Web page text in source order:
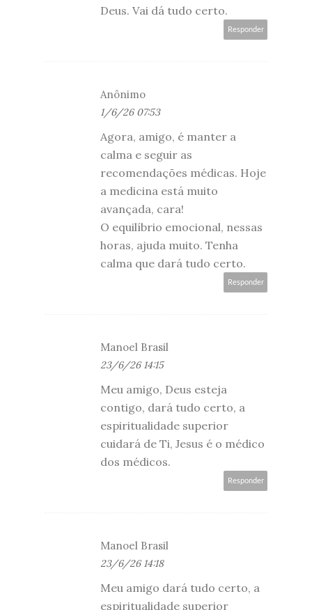
Deus. Vai dá tudo certo.
Responder
Anônimo
1/6/26 07:53
Agora, amigo, é manter a
calma e seguir as
recomendações médicas. Hoje
a medicina está muito
avançada, cara!
O equilíbrio emocional, nessas
horas, ajuda muito. Tenha
calma que dará tudo certo.
Responder
Manoel Brasil
23/6/26 14:15
Meu amigo, Deus esteja
contigo, dará tudo certo, a
espiritualidade superior
cuidará de Ti, Jesus é o médico
dos médicos.
Responder
Manoel Brasil
23/6/26 14:18
Meu amigo dará tudo certo, a
espiritualidade superior